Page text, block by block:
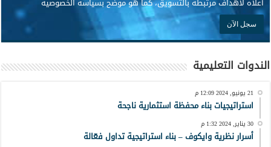
الندوات التعليمية
21 يونيو, 2024 12:09 م
استراتيجيات بناء محفظة استثمارية ناجحة
30 يناير, 2024 1:32 م
أسرار نظرية وايكوف – بناء استراتيجية تداول فعّالة